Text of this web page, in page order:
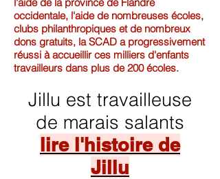
occidentale, l'aide de nombreuses écoles,
clubs philanthropiques et de nombreux
dons gratuits, la SCAD a progressivement
réussi à accueillir ces milliers d'enfants
travailleurs dans plus de 200 écoles.
Jillu est travailleuse
de marais salants
lire l'histoire de
Jillu